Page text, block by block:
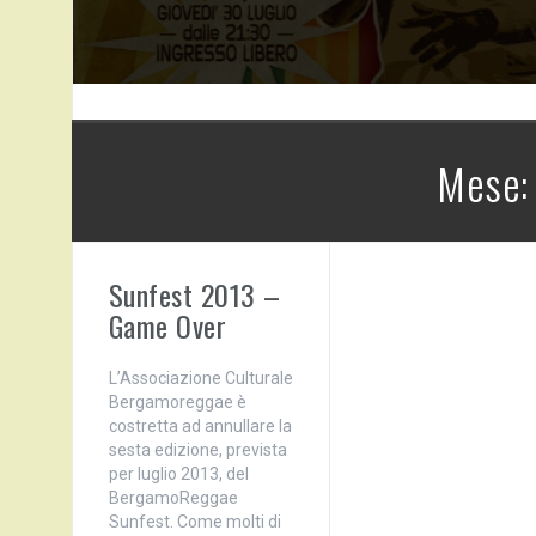
Sunfest 2013 –
Game Over
L’Associazione Culturale
Bergamoreggae è
costretta ad annullare la
sesta edizione, prevista
per luglio 2013, del
BergamoReggae
Sunfest. Come molti di